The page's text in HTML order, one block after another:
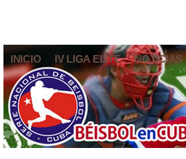
INICIO IV LIGA ELITE NOTICIAS